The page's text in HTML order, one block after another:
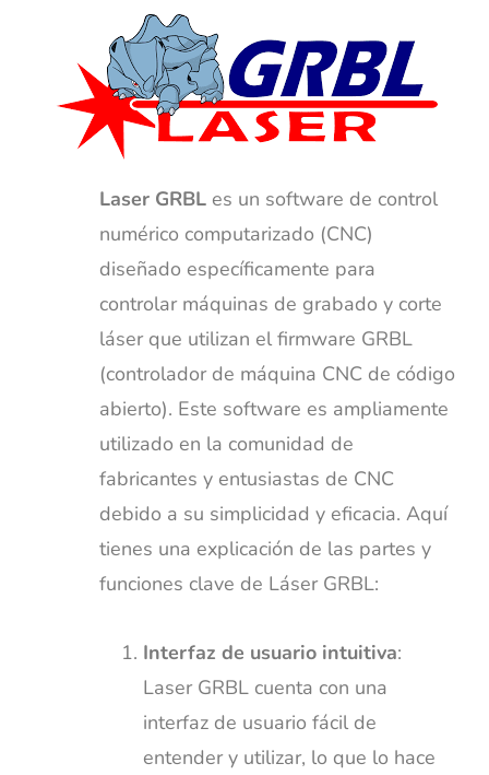
Laser GRBLes un software de control
numérico computarizado (CNC)
diseñado específicamente para
controlar máquinas de grabado y corte
láser que utilizan el firmware GRBL
(controlador de máquina CNC de código
abierto). Este software es ampliamente
utilizado en la comunidad de
fabricantes y entusiastas de CNC
debido a su simplicidad y eficacia. Aquí
tienes una explicación de las partes y
funciones clave de Láser GRBL:
Interfaz de usuario intuitiva:
Laser GRBL cuenta con una
interfaz de usuario fácil de
entender y utilizar, lo que lo hace